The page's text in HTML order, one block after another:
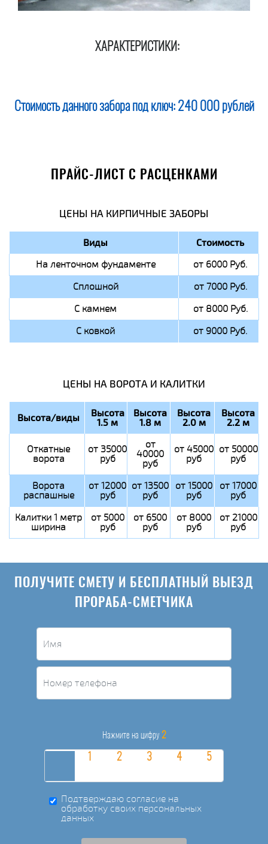
ХАРАКТЕРИСТИКИ:
Стоимость данного забора под ключ: 240 000 рублей
ПРАЙС-ЛИСТ С РАСЦЕНКАМИ
ЦЕНЫ НА КИРПИЧНЫЕ ЗАБОРЫ
Виды Стоимость
На ленточном фундаменте
от 6000 Руб.
Сплошной
от 7000 Руб.
С камнем
от 8000 Руб.
С ковкой
от 9000 Руб.
ЦЕНЫ НА ВОРОТА И КАЛИТКИ
Высота/виды Высота
1.5 м
Высота
1.8 м
Высота
2.0 м
Высота
2.2 м
Откатные
ворота
от 35000
руб
от
40000
руб
от 45000
руб
от 50000
руб
Ворота
распашные
от 12000
руб
от 13500
руб
от 15000
руб
от 17000
руб
Калитки 1 метр
ширина
от 5000
руб
от 6500
руб
от 8000
руб
от 21000
руб
ПОЛУЧИТЕ СМЕТУ И БЕСПЛАТНЫЙ ВЫЕЗД
ПРОРАБА-СМЕТЧИКА
Нажмите на цифру 2
Подтверждаю согласие на
обработку своих персональных
данных